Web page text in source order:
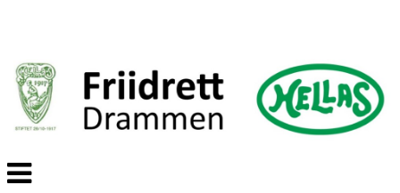
Veksle
navigasjon